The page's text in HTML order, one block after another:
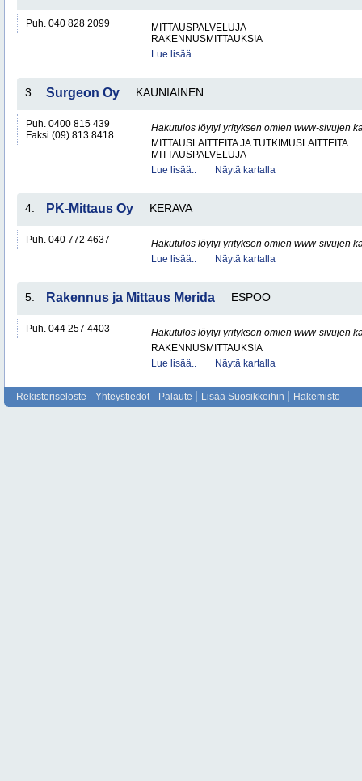
Puh. 040 828 2099
MITTAUSPALVELUJA
RAKENNUSMITTAUKSIA
Lue lisää..
3. Surgeon Oy KAUNIAINEN
Puh. 0400 815 439
Faksi (09) 813 8418
Hakutulos löytyi yrityksen omien www-sivujen
MITTAUSLAITTEITA JA TUTKIMUSLAITTEITA
MITTAUSPALVELUJA
Lue lisää..
Näytä kartalla
4. PK-Mittaus Oy KERAVA
Puh. 040 772 4637
Hakutulos löytyi yrityksen omien www-sivujen
Lue lisää..
Näytä kartalla
5. Rakennus ja Mittaus Merida ESPOO
Puh. 044 257 4403
Hakutulos löytyi yrityksen omien www-sivujen
RAKENNUSMITTAUKSIA
Lue lisää..
Näytä kartalla
Rekisteriseloste Yhteystiedot Palaute Lisää Suosikkeihin Hakemisto